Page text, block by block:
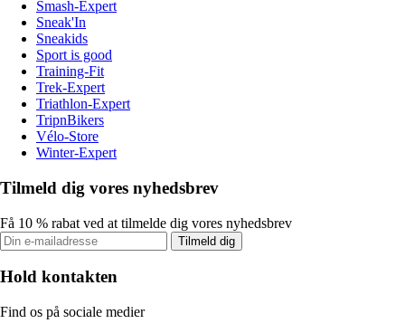
Smash-Expert
Sneak'In
Sneakids
Sport is good
Training-Fit
Trek-Expert
Triathlon-Expert
TripnBikers
Vélo-Store
Winter-Expert
Tilmeld dig vores nyhedsbrev
Få 10 % rabat ved at tilmelde dig vores nyhedsbrev
Tilmeld dig
Hold kontakten
Find os på sociale medier